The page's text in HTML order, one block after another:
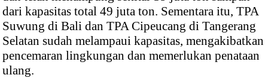
dari kapasitas total 49 juta ton. Sementara itu, TPA
Suwung di Bali dan TPA Cipeucang di Tangerang
Selatan sudah melampaui kapasitas, mengakibatkan
pencemaran lingkungan dan memerlukan penataan
ulang.